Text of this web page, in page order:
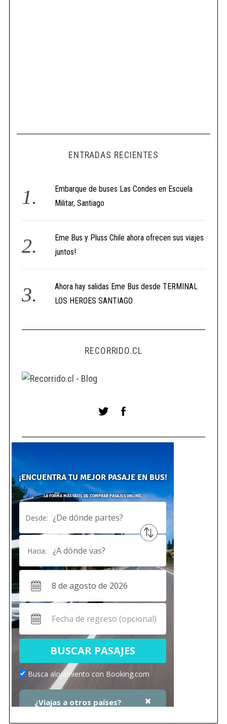
ENTRADAS RECIENTES
Embarque de buses Las Condes en Escuela
Militar, Santiago
Eme Bus y Pluss Chile ahora ofrecen sus viajes
juntos!
Ahora hay salidas Eme Bus desde TERMINAL
LOS HEROES SANTIAGO
RECORRIDO.CL